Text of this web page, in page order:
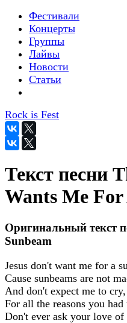
Фестивали
Концерты
Группы
Лайвы
Новости
Статьи
Rock is Fest
Текст песни
Wants Me For
Оригинальный текст
Sunbeam
Jesus don't want me for a
Cause sunbeams are not
And don't expect me to cry,
For all the reasons you had
Don't ever ask your love of